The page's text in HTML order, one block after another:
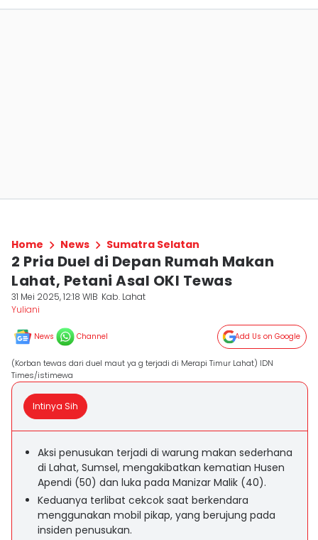
Home News Sumatra Selatan
2 Pria Duel di Depan Rumah Makan
Lahat, Petani Asal OKI Tewas
31 Mei 2025, 12:18 WIB Kab. Lahat
Yuliani
News Channel Add Us on Google
(Korban tewas dari duel maut ya g terjadi di Merapi Timur Lahat) IDN
Times/istimewa
Intinya Sih
Aksi penusukan terjadi di warung makan sederhana
di Lahat, Sumsel, mengakibatkan kematian Husen
Apendi (50) dan luka pada Manizar Malik (40).
Keduanya terlibat cekcok saat berkendara
menggunakan mobil pikap, yang berujung pada
insiden penusukan.